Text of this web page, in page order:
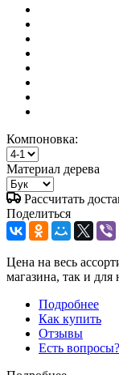
Компоновка:
Материал дерева
Рассчитать
Поделиться
Цена на весь
магазина, так и
Подробнее
Как купить
Отзывы
Есть вопросы?